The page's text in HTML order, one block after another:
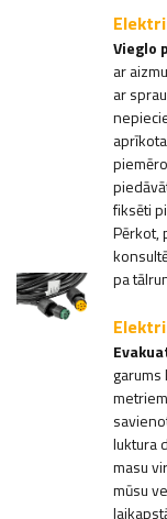
Vieglo
ar
ar
fiksēti
Pērkot,
pa
luktura
masu
mūsu